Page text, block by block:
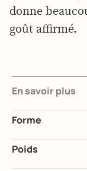
donne
goût affirmé.
En savoir plus
Forme
Poids